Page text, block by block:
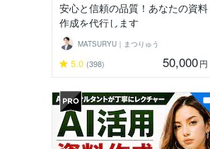
安心と信頼の品質！あなたの資料
作成を代行します
MATSURYU｜まつりゅう
5.0 (398) 50,000円